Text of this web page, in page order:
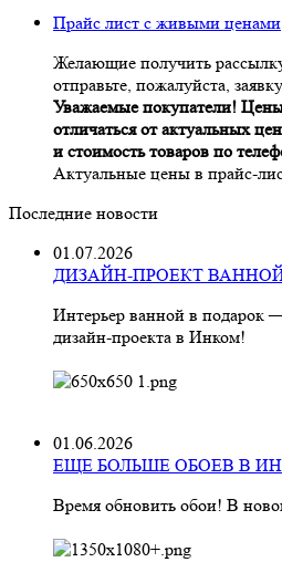
Прайс лист с живыми ценами
Желающие получить
отправьте, пожалуйста,
Уважаемые покупатели!
отличаться от актуальных
и стоимость товаров по
Актуальные цены в прайс-
Последние новости
01.07.2026
ДИЗАЙН-ПРОЕКТ
Интерьер ванной в подарок
дизайн‑проекта в Инком!
01.06.2026
ЕЩЕ БОЛЬШЕ ОБОЕВ В
Время обновить обои! В